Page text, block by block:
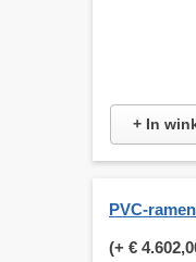
+ In
PVC-
(+ €